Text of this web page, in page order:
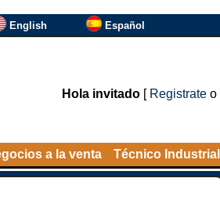
English Español
Hola invitado[ Registrateo
a la venta Técnico Industrial